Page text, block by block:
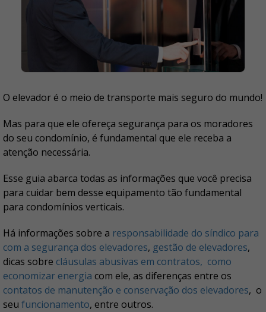
O elevador é o meio de transporte mais seguro do mundo!
Mas para que ele ofereça segurança para os moradores
do seu condomínio, é fundamental que ele receba a
atenção necessária.
Esse guia abarca todas as informações que você precisa
para cuidar bem desse equipamento tão fundamental
para condomínios verticais.
Há informações sobre a responsabilidade do síndico para
com a segurança dos elevadores, gestão de elevadores,
dicas sobre cláusulas abusivas em contratos, como
economizar energia com ele, as diferenças entre os
contatos de manutenção e conservação dos elevadores, o
seu funcionamento, entre outros.